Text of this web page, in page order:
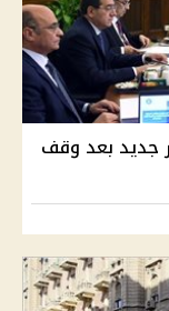
جديد بعد وقف